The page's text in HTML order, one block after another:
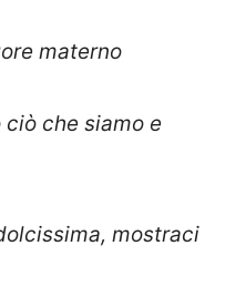
materno
che siamo e
mostraci